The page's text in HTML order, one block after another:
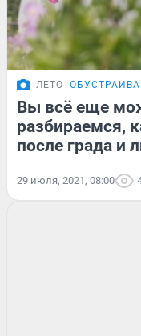
ЛЕТО
Вы всё еще
разбираемся,
после града и
29 июля, 2021, 08:00